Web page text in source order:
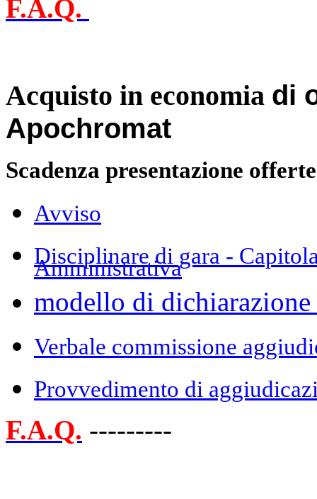
F.A.Q.
Acquisto in economia di
Apochromat
Scadenza presentazione
Avviso
Disciplinare di gara -
Amministrativa
modello di
Verbale commissione
Provvedimento di
F.A.Q. ---------